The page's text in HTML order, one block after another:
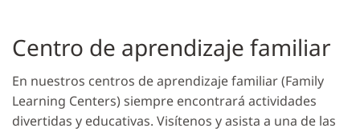
Centro de aprendizaje familiar
En nuestros centros de aprendizaje familiar (Family
Learning Centers) siempre encontrará actividades
divertidas y educativas. Visítenos y asista a una de las